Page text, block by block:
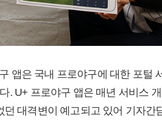
앱은 국내 프로야구에 대한 포털
. U+ 프로야구 앱은 매년 서비스
대격변이 예고되고 있어 기자간